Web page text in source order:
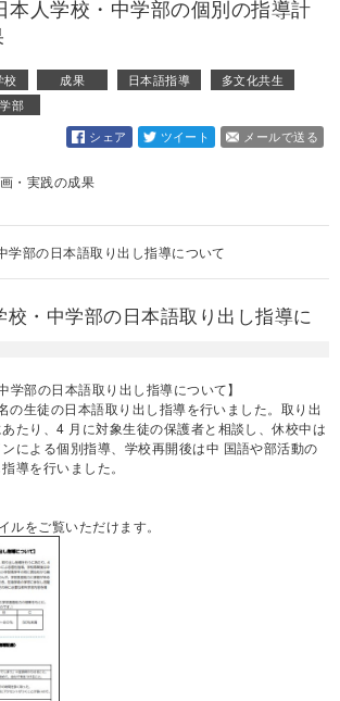
本人学校・中学部の個別の指導計
校 成果 日本語指導
多文化共生
部
シェア
ツイート メールで送る
・実践の成果
学部の日本語取り出し指導について
校・中学部の日本語取り出し指導に
学部の日本語取り出し指導について】
の生徒の日本語取り出し指導を行いました。取り出
たり、4 月に対象生徒の保護者と相談し、休校中は
による個別指導、学校再開後は中 国語や部活動の
導を行いました。
ルをご覧いただけます。